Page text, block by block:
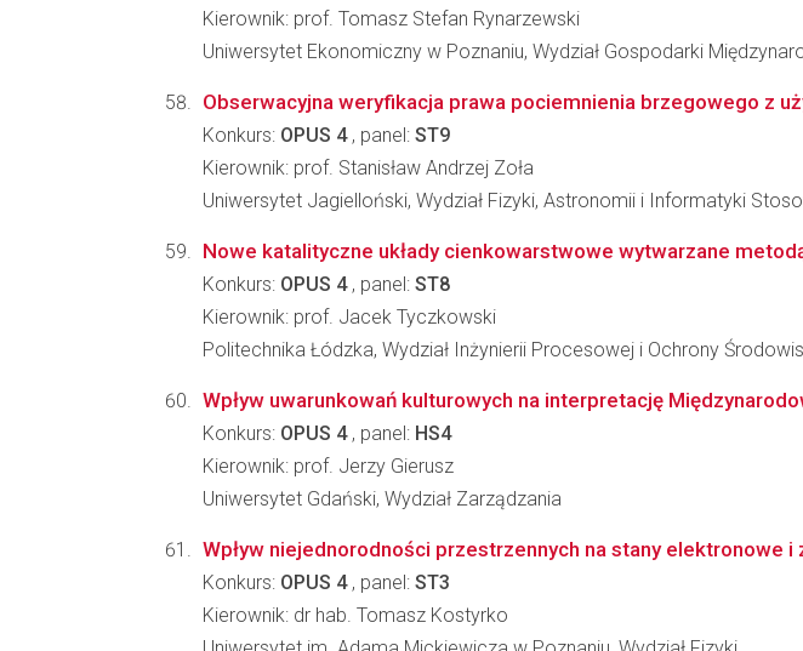
Kierownik: prof. Tomasz Stefan Rynarzewski
Uniwersytet Ekonomiczny w Poznaniu, Wydział Gospodarki
Obserwacyjna weryfikacja prawa pociemnienia brzegowego z
Konkurs: OPUS 4, panel: ST9
Kierownik: prof. Stanisław Andrzej Zoła
Uniwersytet Jagielloński, Wydział Fizyki, Astronomii i Informatyki
Nowe katalityczne układy cienkowarstwowe wytwarzane
Konkurs: OPUS 4, panel: ST8
Kierownik: prof. Jacek Tyczkowski
Politechnika Łódzka, Wydział Inżynierii Procesowej i Ochrony
Wpływ uwarunkowań kulturowych na interpretację
Konkurs: OPUS 4, panel: HS4
Kierownik: prof. Jerzy Gierusz
Uniwersytet Gdański, Wydział Zarządzania
Wpływ niejednorodności przestrzennych na stany elektronowe
Konkurs: OPUS 4, panel: ST3
Kierownik: dr hab. Tomasz Kostyrko